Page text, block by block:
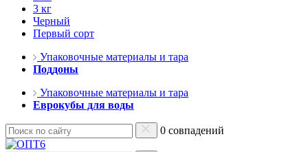
3 кг
Черный
Первый сорт
Упаковочные материалы и тара
Поддоны
Упаковочные материалы и тара
Еврокубы для воды
0 совпадений